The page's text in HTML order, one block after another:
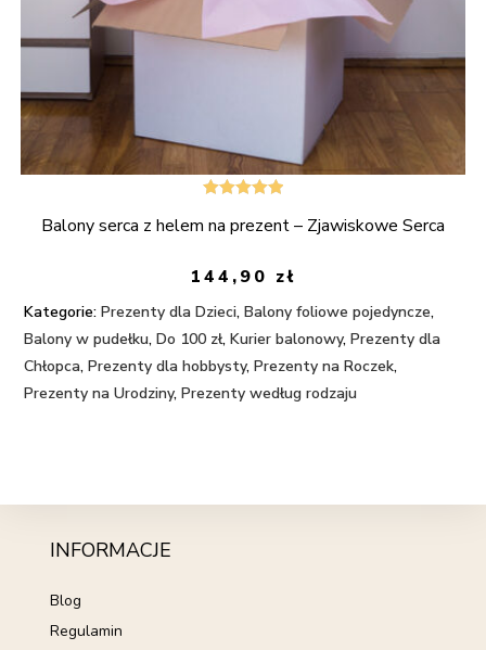
5.00na 5
Balony serca z helem na prezent – Zjawiskowe Serca
144,90 zł
Kategorie: Prezenty dla Dzieci,Balony foliowe pojedyncze,
Balony w pudełku,Do 100 zł,Kurier balonowy,Prezenty dla
Chłopca,Prezenty dla hobbysty,Prezenty na Roczek,
Prezenty na Urodziny,Prezenty według rodzaju
INFORMACJE
Blog
Regulamin